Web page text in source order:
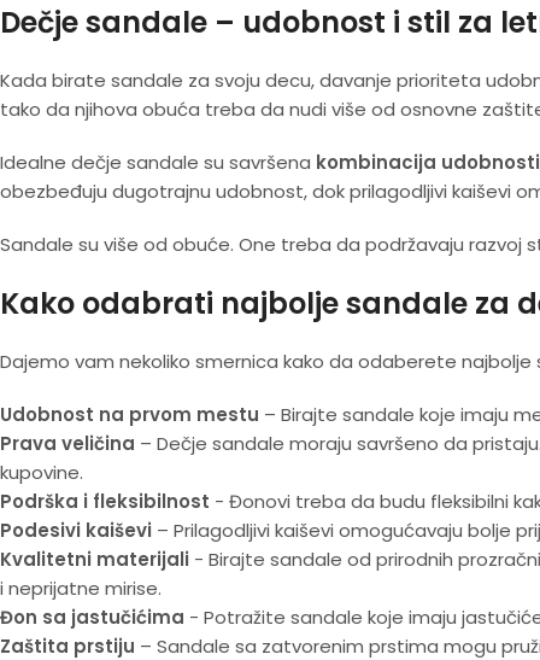
Dečje sandale – udobnost i stil za
Kada birate sandale za svoju decu, davanje prioriteta
tako da njihova obuća treba da nudi više od osnovne
Idealne dečje sandale su savršena kombinacija
obezbeđuju dugotrajnu udobnost, dok prilagodljivi kaiševi
Sandale su više od obuće. One treba da podržavaju
Kako odabrati najbolje sandale za
Dajemo vam nekoliko smernica kako da odaberete najbolje
Udobnost na prvom mestu – Birajte sandale koje imaju
Prava veličina – Dečje sandale moraju savršeno da
kupovine.
Podrška i fleksibilnost - Đonovi treba da budu fleksibilni
Podesivi kaiševi – Prilagodljivi kaiševi omogućavaju bolje
Kvalitetni materijali - Birajte sandale od prirodnih
i neprijatne mirise.
Đon sa jastučićima - Potražite sandale koje imaju
Zaštita prstiju – Sandale sa zatvorenim prstima mogu